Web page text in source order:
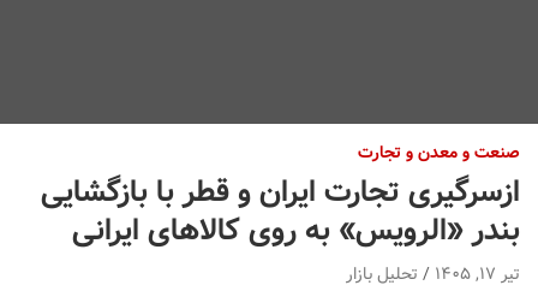
صنعت و معدن و تجارت
ازسرگیری تجارت ایران و قطر با بازگشایی
بندر «الرویس» به روی کالاهای ایرانی
تیر ۱۷, ۱۴۰۵ تحلیل بازار